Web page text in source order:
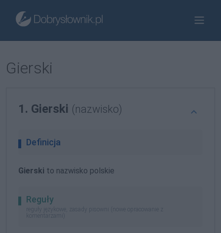
Gierski
1. Gierski (nazwisko)
Definicja
Gierski to nazwisko polskie
Reguły
reguły językowe, zasady pisowni (nowe opracowanie z
komentarzami)